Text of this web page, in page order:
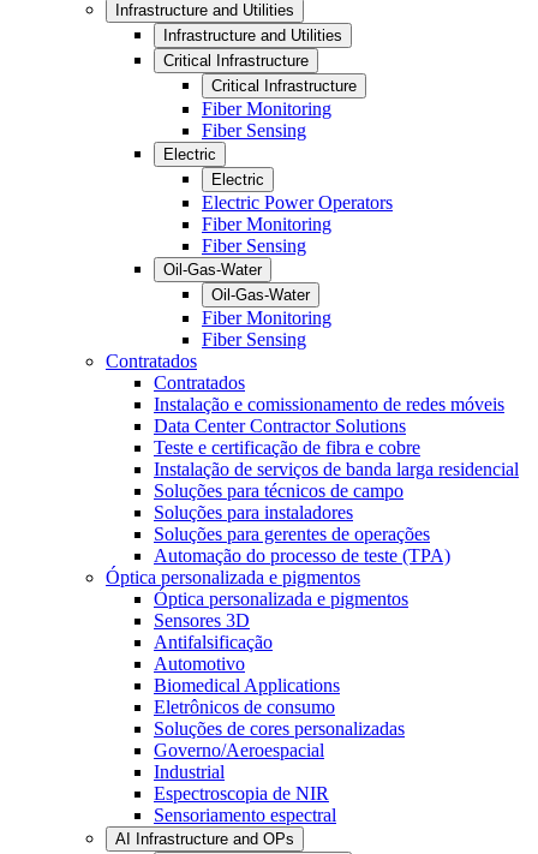
Infrastructure and Utilities
Infrastructure and Utilities
Critical Infrastructure
Critical Infrastructure
Fiber Monitoring
Fiber Sensing
Electric
Electric
Electric Power Operators
Fiber Monitoring
Fiber Sensing
Oil-Gas-Water
Oil-Gas-Water
Fiber Monitoring
Fiber Sensing
Contratados
Contratados
Instalação e comissionamento de redes móveis
Data Center Contractor Solutions
Teste e certificação de fibra e cobre
Instalação de serviços de banda larga residencial
Soluções para técnicos de campo
Soluções para instaladores
Soluções para gerentes de operações
Automação do processo de teste (TPA)
Óptica personalizada e pigmentos
Óptica personalizada e pigmentos
Sensores 3D
Antifalsificação
Automotivo
Biomedical Applications
Eletrônicos de consumo
Soluções de cores personalizadas
Governo/Aeroespacial
Industrial
Espectroscopia de NIR
Sensoriamento espectral
AI Infrastructure and OPs